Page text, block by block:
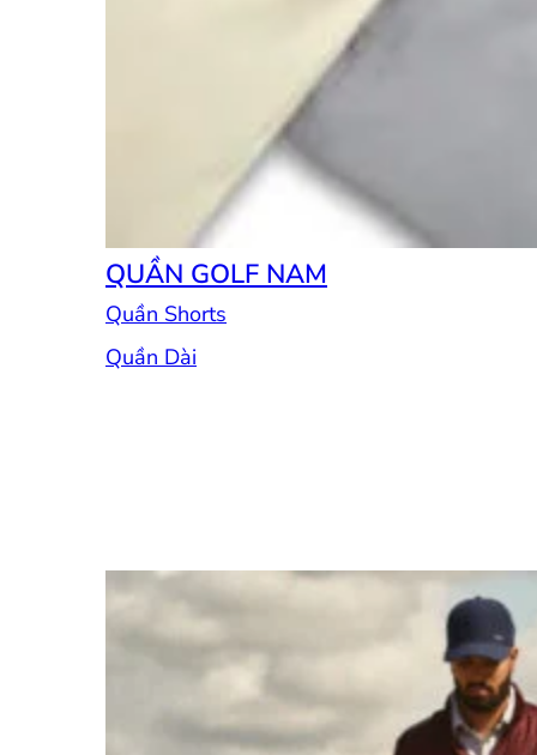
QUẦN GOLF NAM
Quần Shorts
Quần Dài